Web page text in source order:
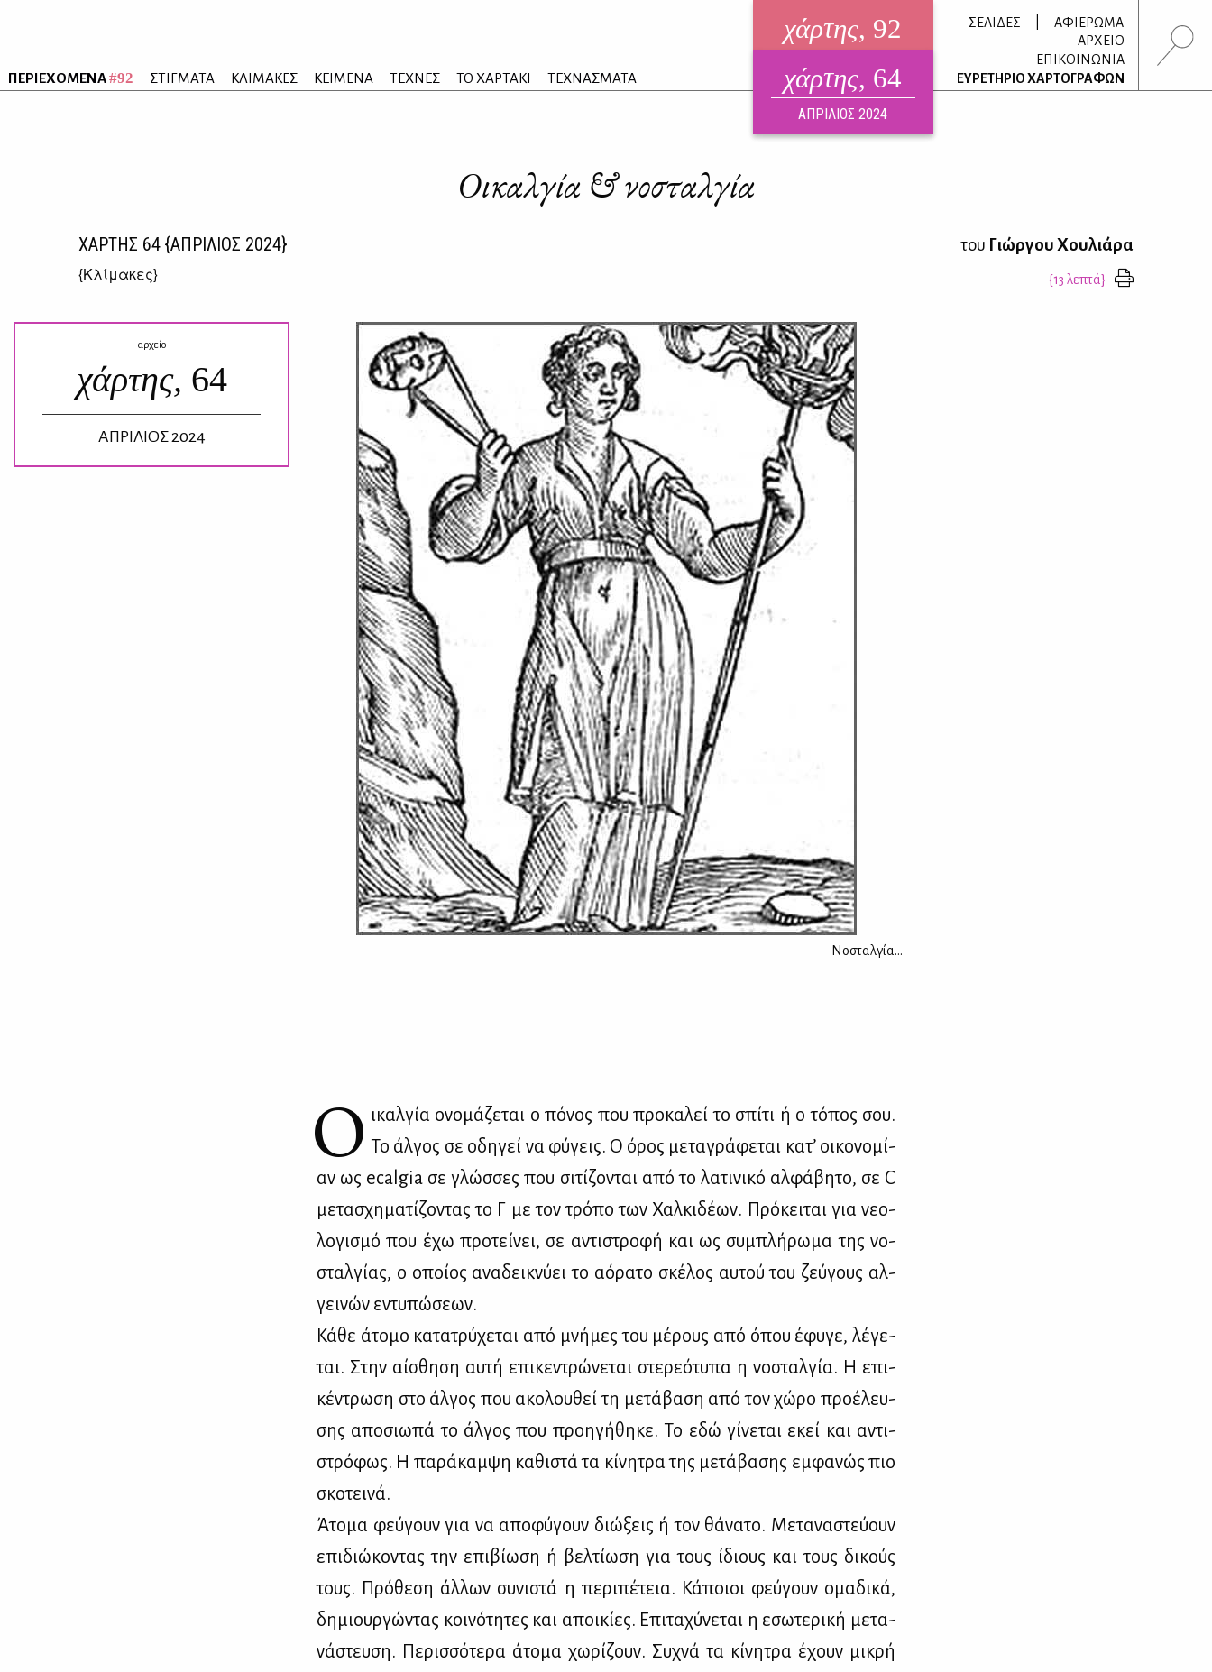
ΠΕΡΙΕΧΟΜΕΝΑ#92 ΣΤΙΓΜΑΤΑ ΚΛΙΜΑΚΕΣ ΚΕΙΜΕΝΑ ΤΕΧΝΕΣ ΤΟ ΧΑΡΤΑΚΙ ΤΕΧΝΑΣΜΑΤΑ
χάρτης, 92
ηλεκτρονικό περιοδικό
ΑΥΓΟΥΣΤΟΣ 2026
χάρτης, 64
ΑΠΡΙΛΙΟΣ 2024
ΣΕΛΙΔΕΣ
ΑΦΙΕΡΩΜΑ
ΑΡΧΕΙΟ
ΕΠΙΚΟΙΝΩΝΙΑ
ΕΥΡΕΤΗΡΙΟ ΧΑΡΤΟΓΡΑΦΩΝ
Οικαλγία & νοσταλγία
ΧΑΡΤΗΣ 64 {ΑΠΡΙΛΙΟΣ 2024}
{Κλίμακες}
του Γιώργου Χουλιάρα
{13 λεπτά}
αρχείο
χάρτης, 64
ΑΠΡΙΛΙΟΣ 2024
Νοσταλγία...
Ο ικαλ­γία ονο­μά­ζε­ται ο πό­νος που προ­κα­λεί το σπί­τι ή ο τό­πος σου.
Το άλ­γος σε οδη­γεί να φύ­γεις. Ο όρος με­τα­γρά­φε­ται κα­τ’ οι­κο­νο­μί­
αν ως ecalgia σε γλώσ­σες που σι­τί­ζο­νται από το λα­τι­νι­κό αλ­φά­βη­το, σε C
με­τα­σχη­μα­τί­ζο­ντας το Γ με τον τρό­πο των Χαλ­κι­δέ­ων. Πρό­κει­ται για νε­ο­
λο­γι­σμό που έχω προ­τεί­νει, σε αντι­στρο­φή και ως συ­μπλή­ρω­μα της νο­
σταλ­γί­ας, ο οποί­ος ανα­δει­κνύ­ει το αό­ρα­το σκέ­λος αυ­τού του ζεύ­γους αλ­
γει­νών εντυ­πώ­σε­ων.
Κά­θε άτο­μο κα­τα­τρύ­χε­ται από μνή­μες του μέ­ρους από όπου έφυ­γε, λέ­γε­
ται. Στην αί­σθη­ση αυ­τή επι­κε­ντρώ­νε­ται στε­ρε­ό­τυ­πα η νο­σταλ­γία. Η επι­
κέ­ντρω­ση στο άλ­γος που ακο­λου­θεί τη με­τά­βα­ση από τον χώ­ρο προ­έ­λευ­
σης απο­σιω­πά το άλ­γος που προη­γή­θη­κε. Το εδώ γί­νε­ται εκεί και αντι­
στρό­φως. Η πα­ρά­καμ­ψη κα­θι­στά τα κί­νη­τρα της με­τά­βα­σης εμ­φα­νώς πιο
σκο­τει­νά.
Άτο­μα φεύ­γουν για να απο­φύ­γουν διώ­ξεις ή τον θά­να­το. Με­τα­να­στεύ­ουν
επι­διώ­κο­ντας την επι­βί­ω­ση ή βελ­τί­ω­ση για τους ίδιους και τους δι­κούς
τους. Πρό­θε­ση άλ­λων συ­νι­στά η πε­ρι­πέ­τεια. Κά­ποιοι φεύ­γουν ομα­δι­κά,
δη­μιουρ­γώ­ντας κοι­νό­τη­τες και αποι­κί­ες. Επι­τα­χύ­νε­ται η εσω­τε­ρι­κή με­τα­
νά­στευ­ση. Πε­ρισ­σό­τε­ρα άτο­μα χω­ρί­ζουν. Συ­χνά τα κί­νη­τρα έχουν μι­κρή